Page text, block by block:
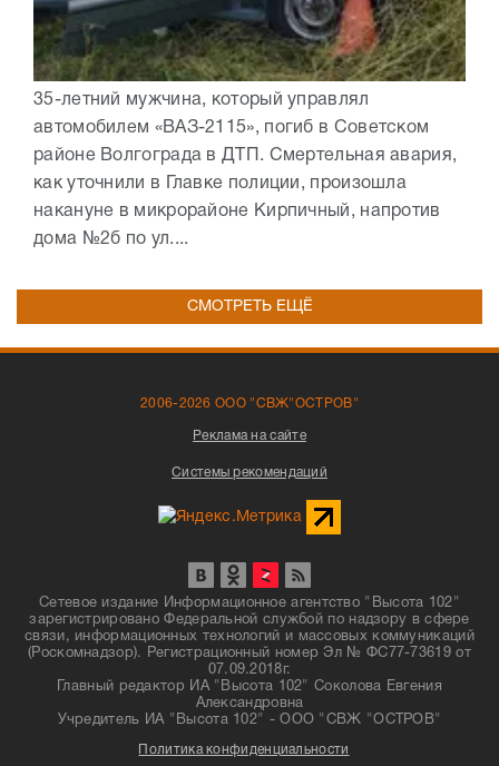
35-летний мужчина, который управлял
автомобилем «ВАЗ-2115», погиб в Советском
районе Волгограда в ДТП. Смертельная авария,
как уточнили в Главке полиции, произошла
накануне в микрорайоне Кирпичный, напротив
дома №2б по ул....
СМОТРЕТЬ ЕЩЁ
2006-2026 ООО "СВЖ"ОСТРОВ"
Реклама на сайте
Системы рекомендаций
Сетевое издание Информационное агентство "Высота 102"
зарегистрировано Федеральной службой по надзору в сфере
связи, информационных технологий и массовых коммуникаций
(Роскомнадзор). Регистрационный номер Эл № ФС77-73619 от
07.09.2018г.
Главный редактор ИА "Высота 102" Соколова Евгения
Александровна
Учредитель ИА "Высота 102" - ООО "СВЖ "ОСТРОВ"
Политика конфиденциальности